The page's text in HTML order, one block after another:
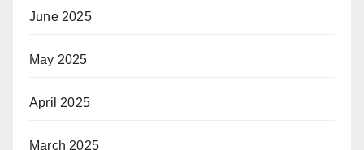
June 2025
May 2025
April 2025
March 2025